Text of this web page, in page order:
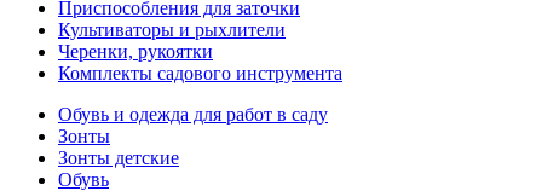
Приспособления для заточки
Культиваторы и рыхлители
Черенки, рукоятки
Комплекты садового инструмента
Обувь и одежда для работ в саду
Зонты
Зонты детские
Обувь